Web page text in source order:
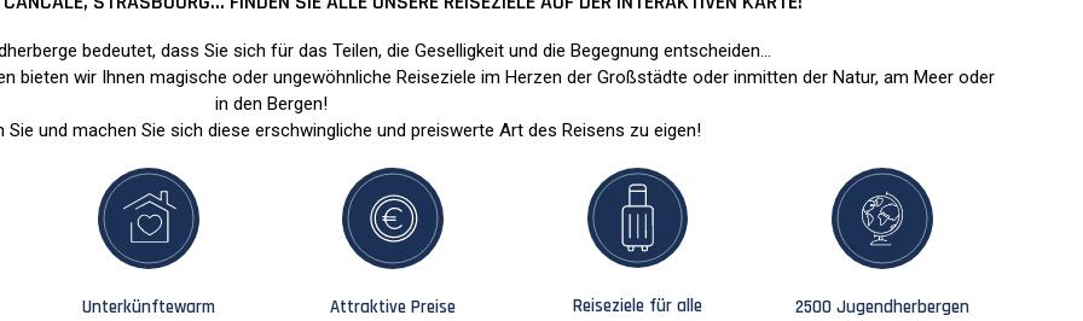
bedeutet, dass Sie sich für das Teilen, die Geselligkeit und die Begegnung entscheiden...
wir Ihnen magische oder ungewöhnliche Reiseziele im Herzen der Großstädte oder inmitten der Natur, am Meer oder
in den Bergen!
Sie und machen Sie sich diese erschwingliche und preiswerte Art des Reisens zu eigen!
Unterkünftewarm Attraktive Preise Reiseziele für alle
2500 Jugendherbergen